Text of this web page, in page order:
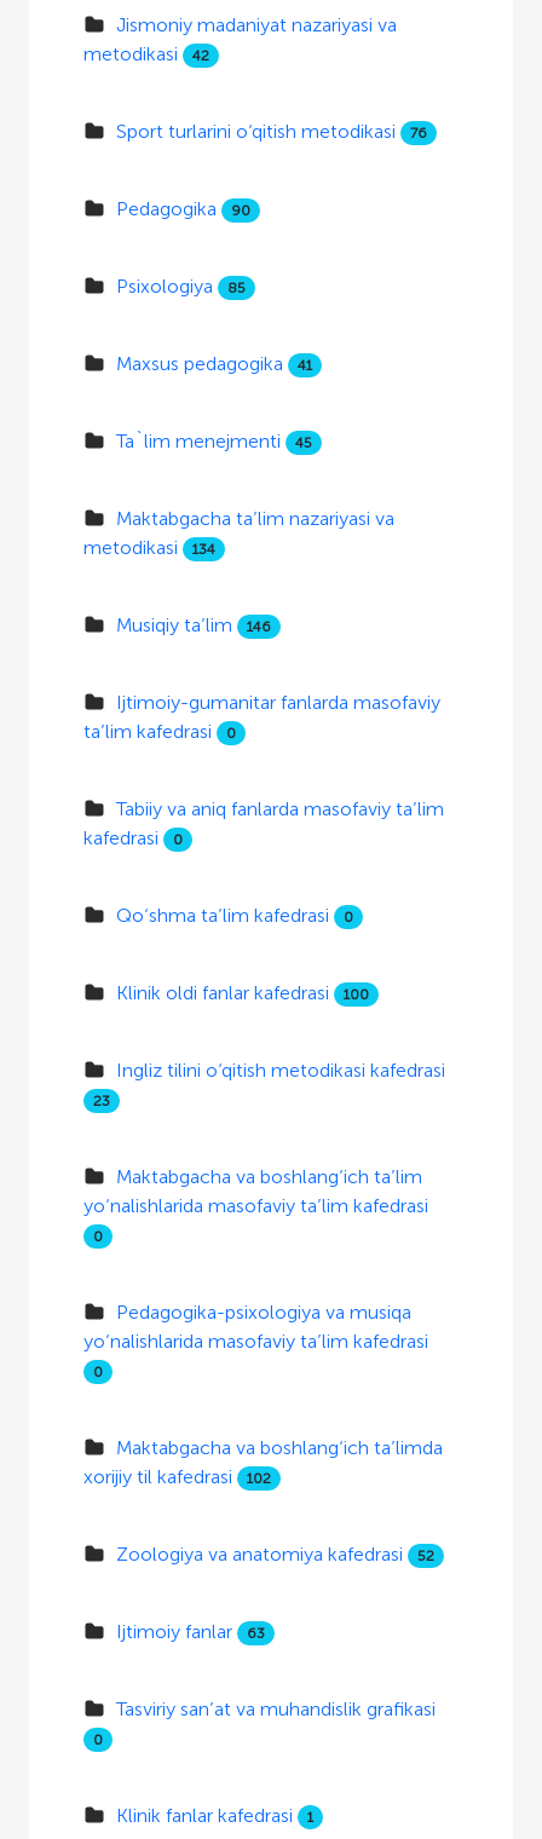
Jismoniy madaniyat nazariyasi va
metodikasi
42
Sport turlarini o‘qitish metodikasi 76
Pedagogika 90
Psixologiya 85
Maxsus pedagogika 41
Ta`lim menejmenti 45
Maktabgacha ta’lim nazariyasi va
metodikasi
134
Musiqiy ta’lim 146
Ijtimoiy-gumanitar fanlarda masofaviy
ta’lim kafedrasi
0
Tabiiy va aniq fanlarda masofaviy ta’lim
kafedrasi
0
Qo‘shma ta’lim kafedrasi 0
Klinik oldi fanlar kafedrasi 100
Ingliz tilini o‘qitish metodikasi kafedrasi
23
Maktabgacha va boshlang‘ich ta’lim
yo‘nalishlarida masofaviy ta’lim kafedrasi
0
Pedagogika-psixologiya va musiqa
yo‘nalishlarida masofaviy ta’lim kafedrasi
0
Maktabgacha va boshlang‘ich ta’limda
xorijiy til kafedrasi
102
Zoologiya va anatomiya kafedrasi 52
Ijtimoiy fanlar 63
Tasviriy san’at va muhandislik grafikasi
0
Klinik fanlar kafedrasi 1